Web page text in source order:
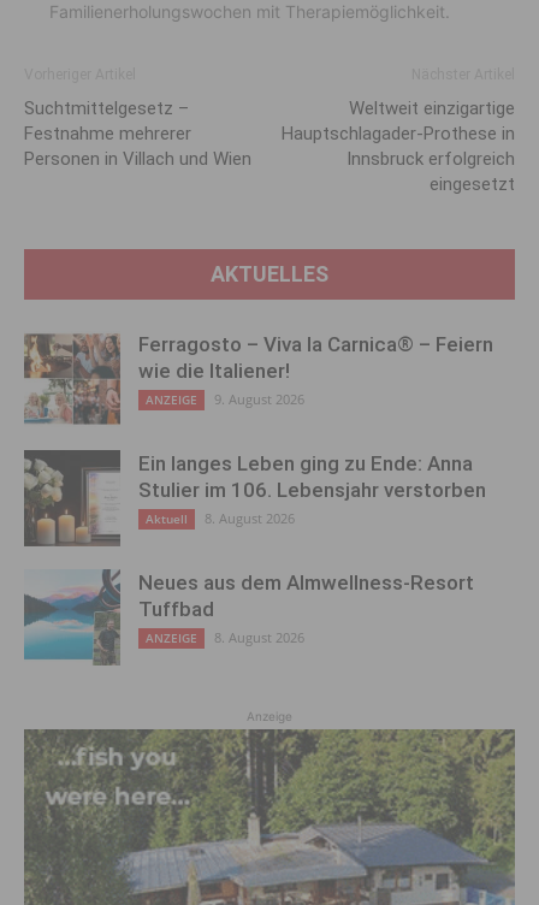
Familienerholungswochen mit Therapiemöglichkeit.
Suchtmittelgesetz –
Festnahme mehrerer
Personen in Villach und Wien
Weltweit einzigartige
Hauptschlagader-Prothese in
Innsbruck erfolgreich
eingesetzt
AKTUELLES
Ferragosto – Viva la Carnica® – Feiern
wie die Italiener!
ANZEIGE 9. August 2026
Ein langes Leben ging zu Ende: Anna
Stulier im 106. Lebensjahr verstorben
Aktuell 8. August 2026
Neues aus dem Almwellness-Resort
Tuffbad
ANZEIGE 8. August 2026
Anzeige